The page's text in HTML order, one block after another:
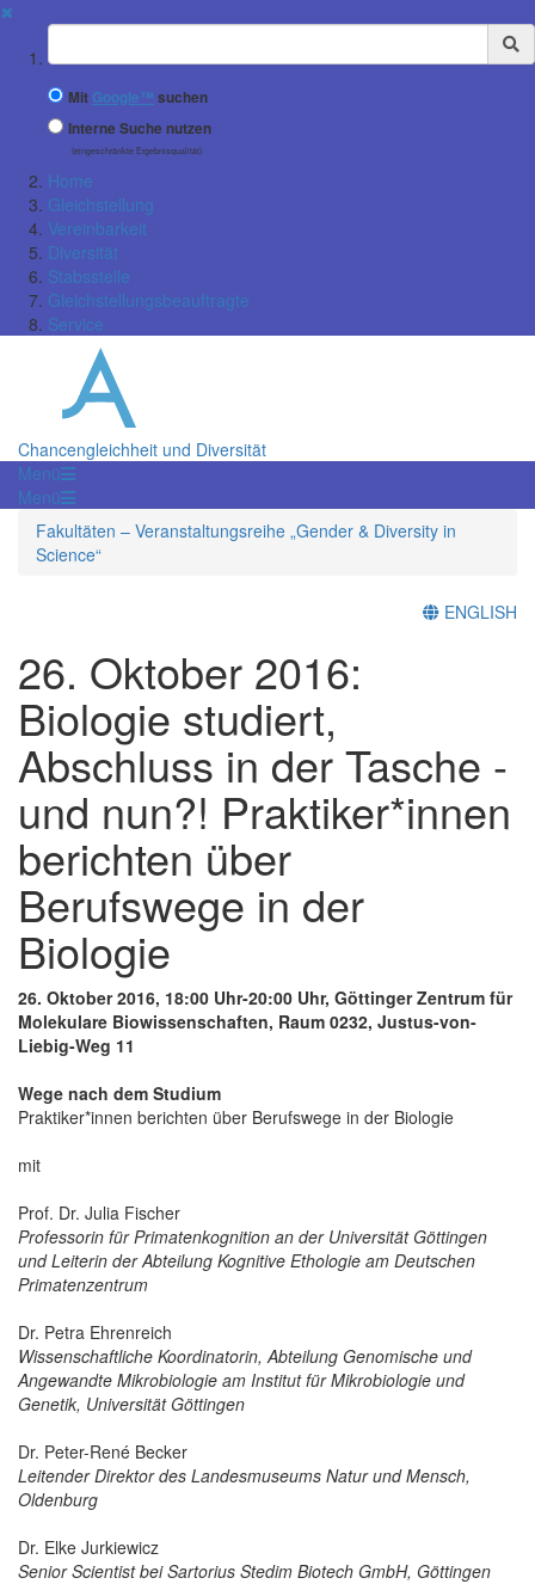
✖
Suchbegriff
Mit Google™ suchen
Interne Suche nutzen
(eingeschränkte Ergebnisqualität)
Home
Gleichstellung
Vereinbarkeit
Diversität
Stabsstelle
Gleichstellungsbeauftragte
Service
Chancengleichheit und Diversität
Menü
Menü
Fakultäten – Veranstaltungsreihe „Gender & Diversity in
Science“
ENGLISH
26. Oktober 2016:
Biologie studiert,
Abschluss in der Tasche -
und nun?! Praktiker*innen
berichten über
Berufswege in der
Biologie
26. Oktober 2016, 18:00 Uhr-20:00 Uhr, Göttinger Zentrum für
Molekulare Biowissenschaften, Raum 0232, Justus-von-
Liebig-Weg 11
Wege nach dem Studium
Praktiker*innen berichten über Berufswege in der Biologie
mit
Prof. Dr. Julia Fischer
Professorin für Primatenkognition an der Universität Göttingen
und Leiterin der Abteilung Kognitive Ethologie am Deutschen
Primatenzentrum
Dr. Petra Ehrenreich
Wissenschaftliche Koordinatorin, Abteilung Genomische und
Angewandte Mikrobiologie am Institut für Mikrobiologie und
Genetik, Universität Göttingen
Dr. Peter-René Becker
Leitender Direktor des Landesmuseums Natur und Mensch,
Oldenburg
Dr. Elke Jurkiewicz
Senior Scientist bei Sartorius Stedim Biotech GmbH, Göttingen